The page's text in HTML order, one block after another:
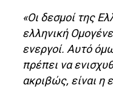
«Οι δεσμοί της
ελληνική
ενεργοί. Αυτό
πρέπει να
ακριβώς, είναι η